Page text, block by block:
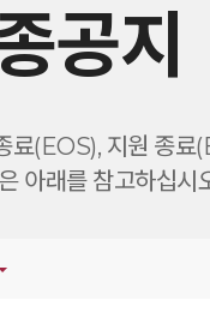
공지
(EOS), 지원 종
아래를 참고하십시